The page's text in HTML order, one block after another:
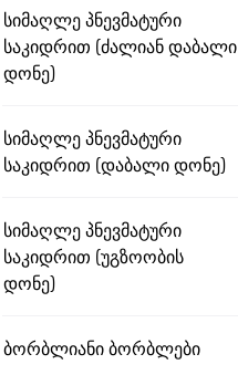
სიმაღლე პნევმატური
საკიდრით (ძალიან დაბალი
დონე)
სიმაღლე პნევმატური
საკიდრით (დაბალი დონე)
სიმაღლე პნევმატური
საკიდრით (უგზოობის
დონე)
ბორბლიანი ბორბლები